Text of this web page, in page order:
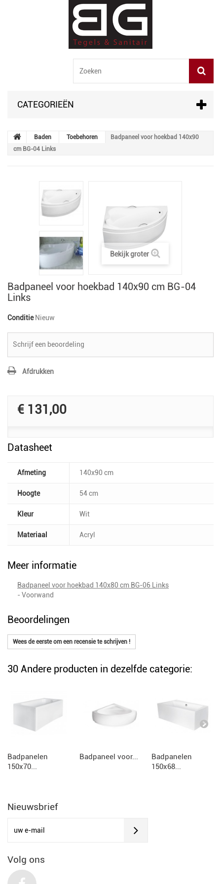
CATEGORIEËN
Baden Toebehoren
Badpaneel voor hoekbad 140x90
cm BG-04 Links
Bekijk groter
Badpaneel voor hoekbad 140x90 cm BG-04
Links
Conditie Nieuw
Schrijf een beoordeling
Afdrukken
€ 131,00
Datasheet
Afmeting 140x90 cm
Hoogte 54 cm
Kleur Wit
Materiaal Acryl
Meer informatie
Badpaneel voor hoekbad 140x80 cm BG-06 Links
- Voorwand
Beoordelingen
Wees de eerste om een recensie te schrijven !
30 Andere producten in dezelfde categorie:
Badpanelen
150x70...
Badpaneel voor...
Badpanelen
150x68...
Nieuwsbrief
Volg ons